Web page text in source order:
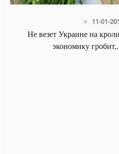
11-01-
Не везет Украине на
экономику